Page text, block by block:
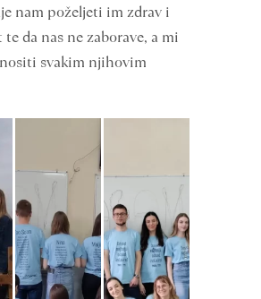
nam poželjeti im zdrav i
da nas ne zaborave, a mi
svakim njihovim